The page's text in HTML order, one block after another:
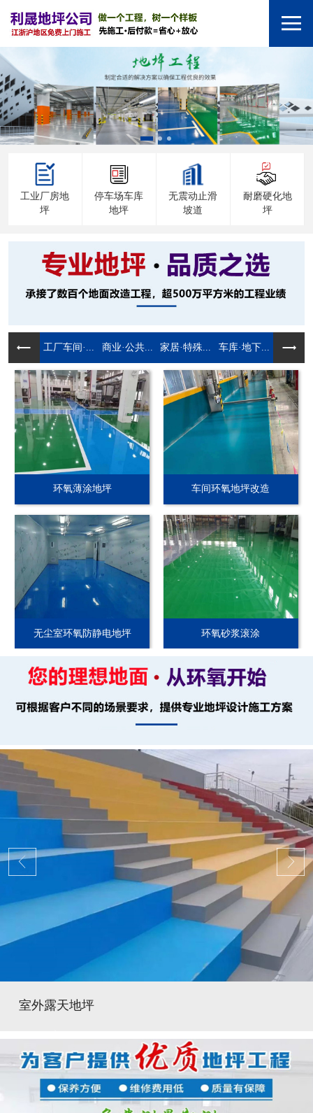
工业厂房地
坪
停车场车库
地坪
无震动止滑
坡道
耐磨硬化地
坪
工厂车间·... 商业·公共... 家居·特殊... 车库·地下...
环氧薄涂地坪 车间环氧地坪改造
无尘室环氧防静电地坪 环氧砂浆滚涂
室外露天地坪